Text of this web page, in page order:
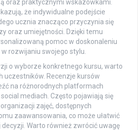
oraz praktycznymi wskazówkami.
że indywidualne podejście
ucznia znacząco przyczynia się
oraz umiejętności. Dzięki temu
pomoc w doskonaleniu
rozwijaniu swojego stylu.
o wyborze konkretnego kursu, warto
uczestników. Recenzje kursów
na różnorodnych platformach
mediach. Często pojawiają się
zajęć, dostępnych
zaawansowania, co może ułatwić
Warto również zwrócić uwagę